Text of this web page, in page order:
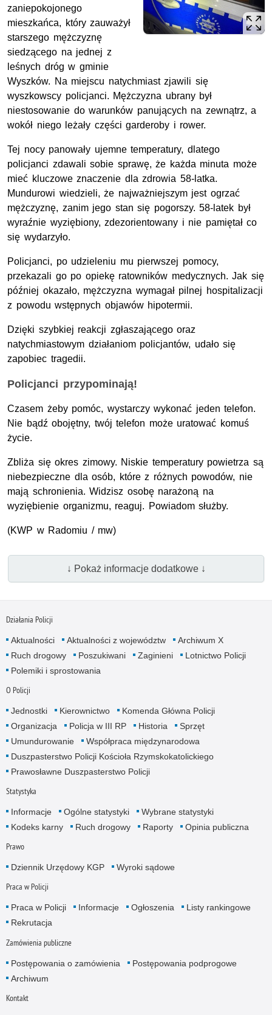
zaniepokojonego
mieszkańca, który zauważył
starszego mężczyznę
siedzącego na jednej z
leśnych dróg w gminie
Wyszków. Na miejscu natychmiast zjawili się
wyszkowscy policjanci. Mężczyzna ubrany był
niestosowanie do warunków panujących na zewnątrz, a
wokół niego leżały części garderoby i rower.
Tej nocy panowały ujemne temperatury, dlatego
policjanci zdawali sobie sprawę, że każda minuta może
mieć kluczowe znaczenie dla zdrowia 58-latka.
Mundurowi wiedzieli, że najważniejszym jest ogrzać
mężczyznę, zanim jego stan się pogorszy. 58-latek był
wyraźnie wyziębiony, zdezorientowany i nie pamiętał co
się wydarzyło.
Policjanci, po udzieleniu mu pierwszej pomocy,
przekazali go po opiekę ratowników medycznych. Jak się
później okazało, mężczyzna wymagał pilnej hospitalizacji
z powodu wstępnych objawów hipotermii.
Dzięki szybkiej reakcji zgłaszającego oraz
natychmiastowym działaniom policjantów, udało się
zapobiec tragedii.
Policjanci przypominają!
Czasem żeby pomóc, wystarczy wykonać jeden telefon.
Nie bądź obojętny, twój telefon może uratować komuś
życie.
Zbliża się okres zimowy. Niskie temperatury powietrza są
niebezpieczne dla osób, które z różnych powodów, nie
mają schronienia. Widzisz osobę narażoną na
wyziębienie organizmu, reaguj. Powiadom służby.
(KWP w Radomiu / mw)
↓ Pokaż informacje dodatkowe ↓
Działania Policji
Aktualności Aktualności z województw
Archiwum X
Ruch drogowy
Poszukiwani Zaginieni
Lotnictwo Policji
Polemiki i sprostowania
O Policji
Jednostki Kierownictwo
Komenda Główna Policji
Organizacja
Policja w III RP Historia
Sprzęt
Umundurowanie
Współpraca międzynarodowa
Duszpasterstwo Policji Kościoła Rzymskokatolickiego
Prawosławne Duszpasterstwo Policji
Statystyka
Informacje Ogólne statystyki
Wybrane statystyki
Kodeks karny
Ruch drogowy Raporty Opinia publiczna
Prawo
Dziennik Urzędowy KGP Wyroki sądowe
Praca w Policji
Praca w Policji Informacje Ogłoszenia
Listy rankingowe
Rekrutacja
Zamówienia publiczne
Postępowania o zamówienia
Postępowania podprogowe
Archiwum
Kontakt